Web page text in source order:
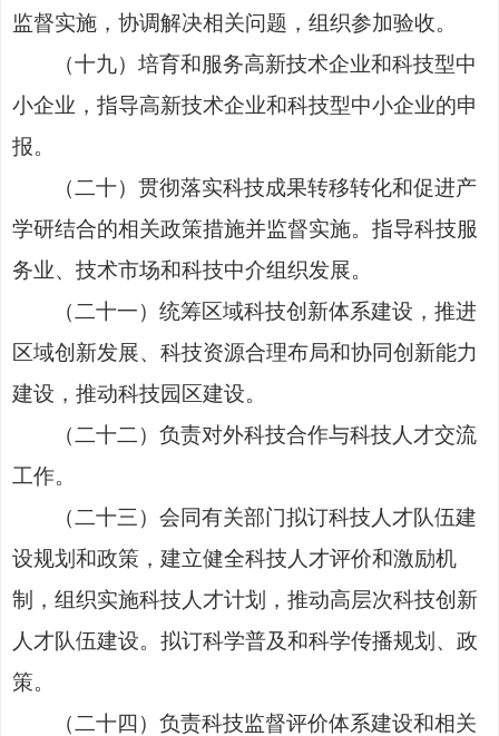
监督实施，协调解决相关问题，组织参加验收。
（十九）培育和服务高新技术企业和科技型中
小企业，指导高新技术企业和科技型中小企业的申
报。
（二十）贯彻落实科技成果转移转化和促进产
学研结合的相关政策措施并监督实施。指导科技服
务业、技术市场和科技中介组织发展。
（二十一）统筹区域科技创新体系建设，推进
区域创新发展、科技资源合理布局和协同创新能力
建设，推动科技园区建设。
（二十二）负责对外科技合作与科技人才交流
工作。
（二十三）会同有关部门拟订科技人才队伍建
设规划和政策，建立健全科技人才评价和激励机
制，组织实施科技人才计划，推动高层次科技创新
人才队伍建设。拟订科学普及和科学传播规划、政
策。
（二十四）负责科技监督评价体系建设和相关